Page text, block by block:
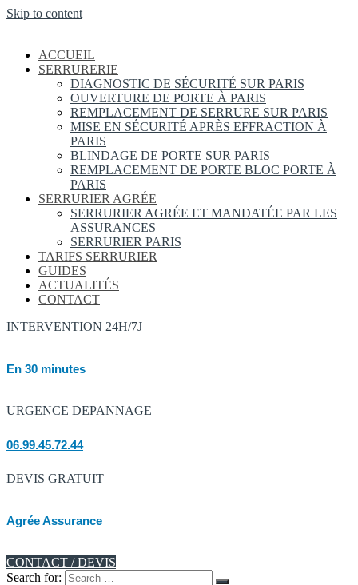
Skip to content
ACCUEIL
SERRURERIE
DIAGNOSTIC DE SÉCURITÉ SUR PARIS
OUVERTURE DE PORTE À PARIS
REMPLACEMENT DE SERRURE SUR PARIS
MISE EN SÉCURITÉ APRÈS EFFRACTION À
PARIS
BLINDAGE DE PORTE SUR PARIS
REMPLACEMENT DE PORTE BLOC PORTE À
PARIS
SERRURIER AGRÉE
SERRURIER AGRÉE ET MANDATÉE PAR LES
ASSURANCES
SERRURIER PARIS
TARIFS SERRURIER
GUIDES
ACTUALITÉS
CONTACT
INTERVENTION 24H/7J
En 30 minutes
URGENCE DEPANNAGE
06.99.45.72.44
DEVIS GRATUIT
Agrée Assurance
CONTACT / DEVIS
Search for: